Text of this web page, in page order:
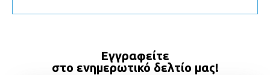
Εγγραφείτε
στο ενημερωτικό δελτίο μας!